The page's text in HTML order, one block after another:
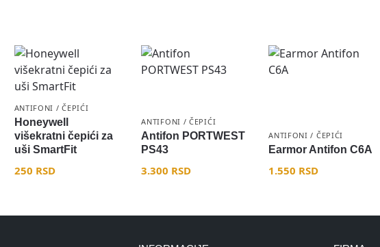
ANTIFONI / ČEPIĆI
Honeywell
višekratni čepići za
uši SmartFit
250 RSD
ANTIFONI / ČEPIĆI
Antifon PORTWEST
PS43
3.300 RSD
ANTIFONI / ČEPIĆI
Earmor Antifon C6A
1.550 RSD